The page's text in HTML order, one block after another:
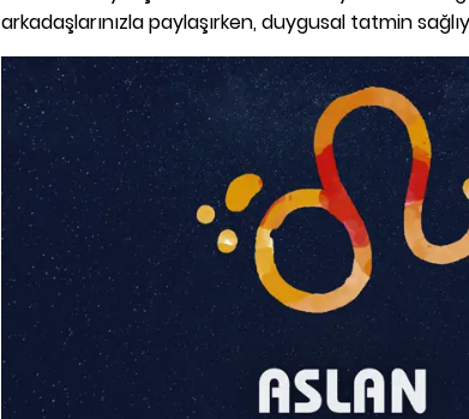
arkadaşlarınızla paylaşırken, duygusal tatmin